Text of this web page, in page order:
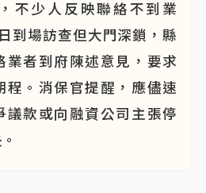
不少人反映聯絡不到業
到場訪查但大門深鎖，縣
業者到府陳述意見，要求
程。消保官提醒，應儘速
議款或向融資公司主張停